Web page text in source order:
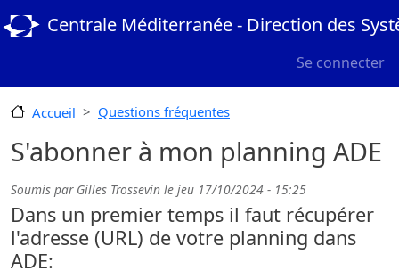
Centrale Méditerranée - Direction des
User menu
Se connecter
Accueil Questions fréquentes
S'abonner à mon planning ADE
Soumis par Gilles Trossevin le jeu 17/10/2024 - 15:25
Dans un premier temps il faut récupérer
l'adresse (URL) de votre planning dans
ADE: